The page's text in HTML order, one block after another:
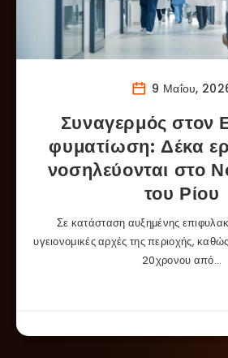
9 Μαΐου,
Συναγερμός στον
φυματίωση: Δέκα
νοσηλεύονται στο
του Ρίου
Σε κατάσταση αυξημένης
υγειονομικές αρχές της περιοχής,
20χρονου από…